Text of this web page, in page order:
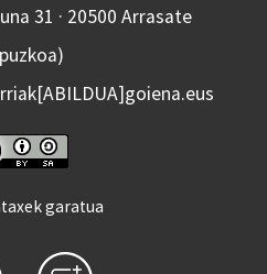
31 · 20500 Arrasate
garatua